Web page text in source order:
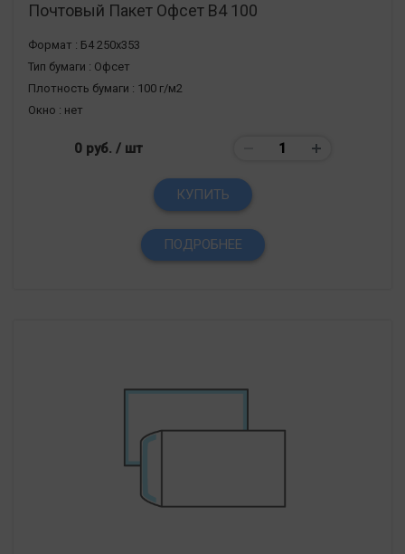
Почтовый Пакет Офсет В4 100
Формат : Б4 250х353
Тип бумаги : Офсет
Плотность бумаги : 100 г/м2
Окно : нет
0 руб. / шт
КУПИТЬ
ПОДРОБНЕЕ